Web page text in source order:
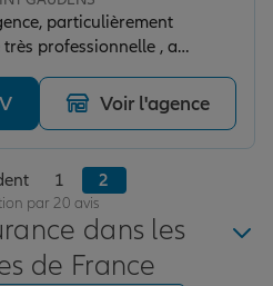
particulièrement
professionnelle , a
😃
Voir l'agence
1 2
par 20 avis
dans les
de France